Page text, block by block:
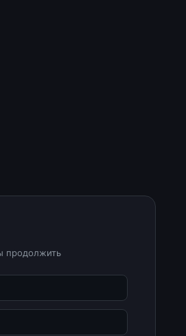
продолжить